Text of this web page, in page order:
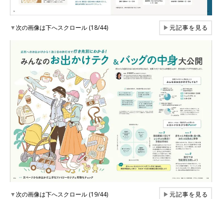
▼次の画像は下へスクロール (18/44) ▶元記事を見る
▼次の画像は下へスクロール (19/44) ▶元記事を見る